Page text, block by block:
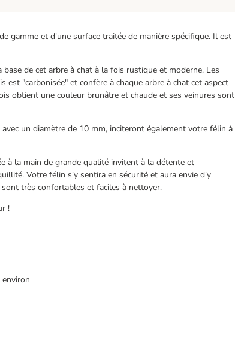
gamme et d'une surface traitée de manière spécifique. Il est
de cet arbre à chat à la fois rustique et moderne. Les
"carbonisée" et confère à chaque arbre à chat cet aspect
obtient une couleur brunâtre et chaude et ses veinures sont
un diamètre de 10 mm, inciteront également votre félin à
à la main de grande qualité invitent à la détente et
Votre félin s'y sentira en sécurité et aura envie d'y
très confortables et faciles à nettoyer.
!